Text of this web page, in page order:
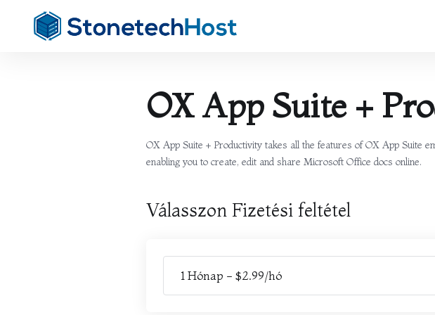
OX App Suite +
OX App Suite + Productivity takes all the features of OX App Suite
enabling you to create, edit and share Microsoft Office docs online.
Válasszon Fizetési feltétel